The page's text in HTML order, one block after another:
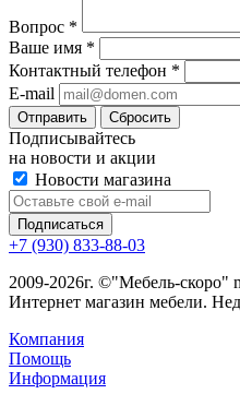
Вопрос *
Ваше имя *
Контактный телефон *
E-mail
Сбросить
Подписывайтесь
на новости и акции
Новости магазина
+7 (930) 833-88-03
2009-2026г. ©"Мебель-скоро"
Интернет магазин мебели.
Компания
Помощь
Информация